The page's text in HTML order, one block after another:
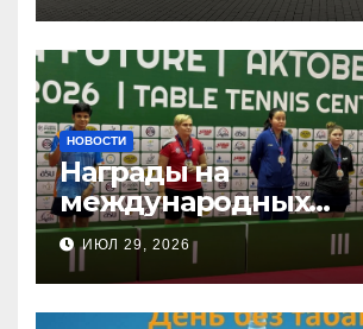
НОВОСТИ
Награды на
международных
соревнованиях
настольного
ИЮЛ 29, 2026